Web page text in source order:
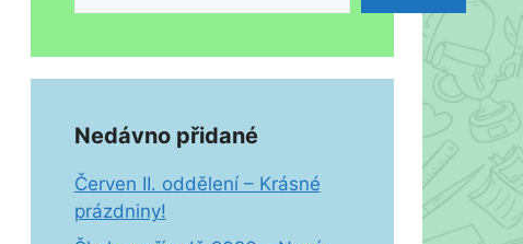
Nedávno přidané
Červen II. oddělení – Krásné
prázdniny!